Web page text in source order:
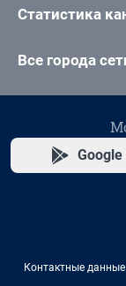
Статистика
Все города
Google
Контактные